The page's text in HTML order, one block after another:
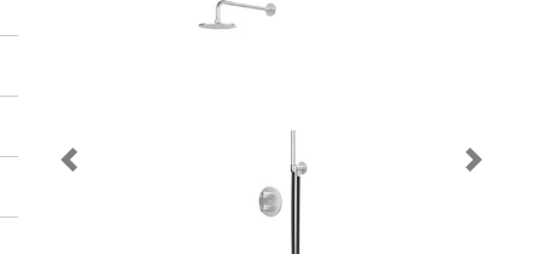
Previous Next